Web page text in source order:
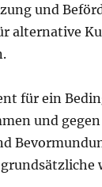
und
alternative
für ein
und